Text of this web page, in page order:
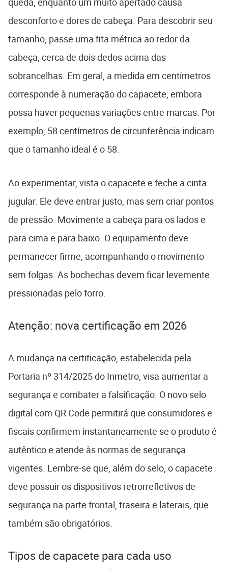
desconforto e dores de cabeça. Para descobrir seu
tamanho, passe uma fita métrica ao redor da
cabeça, cerca de dois dedos acima das
sobrancelhas. Em geral, a medida em centímetros
corresponde à numeração do capacete, embora
possa haver pequenas variações entre marcas. Por
exemplo, 58 centímetros de circunferência indicam
que o tamanho ideal é o 58.
Ao experimentar, vista o capacete e feche a cinta
jugular. Ele deve entrar justo, mas sem criar pontos
de pressão. Movimente a cabeça para os lados e
para cima e para baixo. O equipamento deve
permanecer firme, acompanhando o movimento
sem folgas. As bochechas devem ficar levemente
pressionadas pelo forro.
Atenção: nova certificação em 2026
A mudança na certificação, estabelecida pela
Portaria nº 314/2025 do Inmetro, visa aumentar a
segurança e combater a falsificação. O novo selo
digital com QR Code permitirá que consumidores e
fiscais confirmem instantaneamente se o produto é
autêntico e atende às normas de segurança
vigentes. Lembre-se que, além do selo, o capacete
deve possuir os dispositivos retrorrefletivos de
segurança na parte frontal, traseira e laterais, que
também são obrigatórios.
Tipos de capacete para cada uso